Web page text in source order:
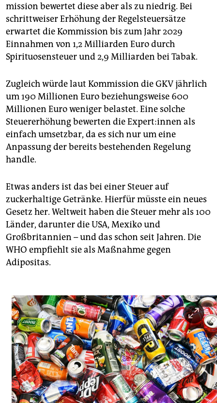
mis­si­on bewertet diese aber als zu niedrig. Bei
schrittweiser Erhöhung der Regelsteuersätze
erwartet die Kommission bis zum Jahr 2029
Einnahmen von 1,2 Milliarden Euro durch
Spirituosensteuer und 2,9 Milliarden bei Tabak.
Zugleich würde laut Kommission die GKV jährlich
um 190 Millionen Euro beziehungsweise 600
Millionen Euro weniger belastet. Eine solche
Steuererhöhung bewerten die Ex­per­t:in­nen als
einfach umsetzbar, da es sich nur um eine
Anpassung der bereits bestehenden Regelung
handle.
Etwas anders ist das bei einer Steuer auf
zuckerhaltige Getränke. Hierfür müsste ein neues
Gesetz her. Weltweit haben die Steuer mehr als 100
Länder, darunter die USA, Mexiko und
Großbritannien – und das schon seit Jahren. Die
WHO empfiehlt sie als Maßnahme gegen
Adipositas.